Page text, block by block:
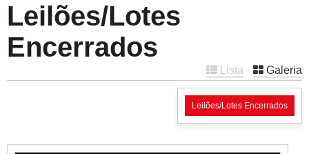
Leilões/Lotes
Encerrados
Lista Galeria
Leilões/Lotes Encerrados